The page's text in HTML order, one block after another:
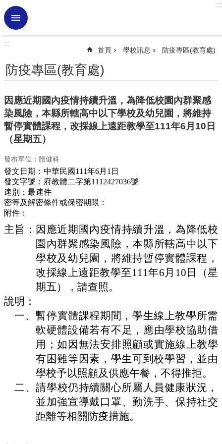
跳到主要內容區塊
進
階
熱
門
鍵
字
學
校
訊
息
認
識
虎
小
學
校
務
園
成
:::
:::
首頁 學校訊息 防疫專區(教育處)
防疫專區(教育處)
因應近期國內疫情持續升溫，為降低校園內群聚感
染風險，本縣所轄高中以下學校及幼兒園，將維持
暫停實體課程，改採線上遠距教學至111年6月10日
（星期五）
發布單位：體健科
發文日期： 中華民國111年6月1日
發文字號： 府教體二字第1112427036號
速別： 最速件
密等及解密條件或保密期限：
附件：
主旨： 因應近期國內疫情持續升溫，為降低校
園內群聚感染風險，本縣所轄高中以下
學校及幼兒園，將維持暫停實體課程，
改採線上遠距教學至111年6月10日（星
期五），請查照。
說明：
一、暫停實體課程期間，學生線上教學所需
軟硬體設備若有不足，應由學校協助借
用；如因無法安排照顧或實施線上教學
有困難等因素，學生可到校學習，並由
學校予以照顧及供應午餐，不得推拒。
二、請學校仍持續關心所屬人員健康狀況，
並加強宣導戴口罩、勤洗手、保持社交
距離等相關防疫措施。